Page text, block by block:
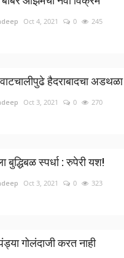
Oct 4, 2021 0 245
हैदराबादचा अडथळा
Oct 3, 2021 0 270
बुद्धिबळ स्पर्धा : रुपेरी यश!
Oct 3, 2021 0 323
गोलंदाजी करत नाही